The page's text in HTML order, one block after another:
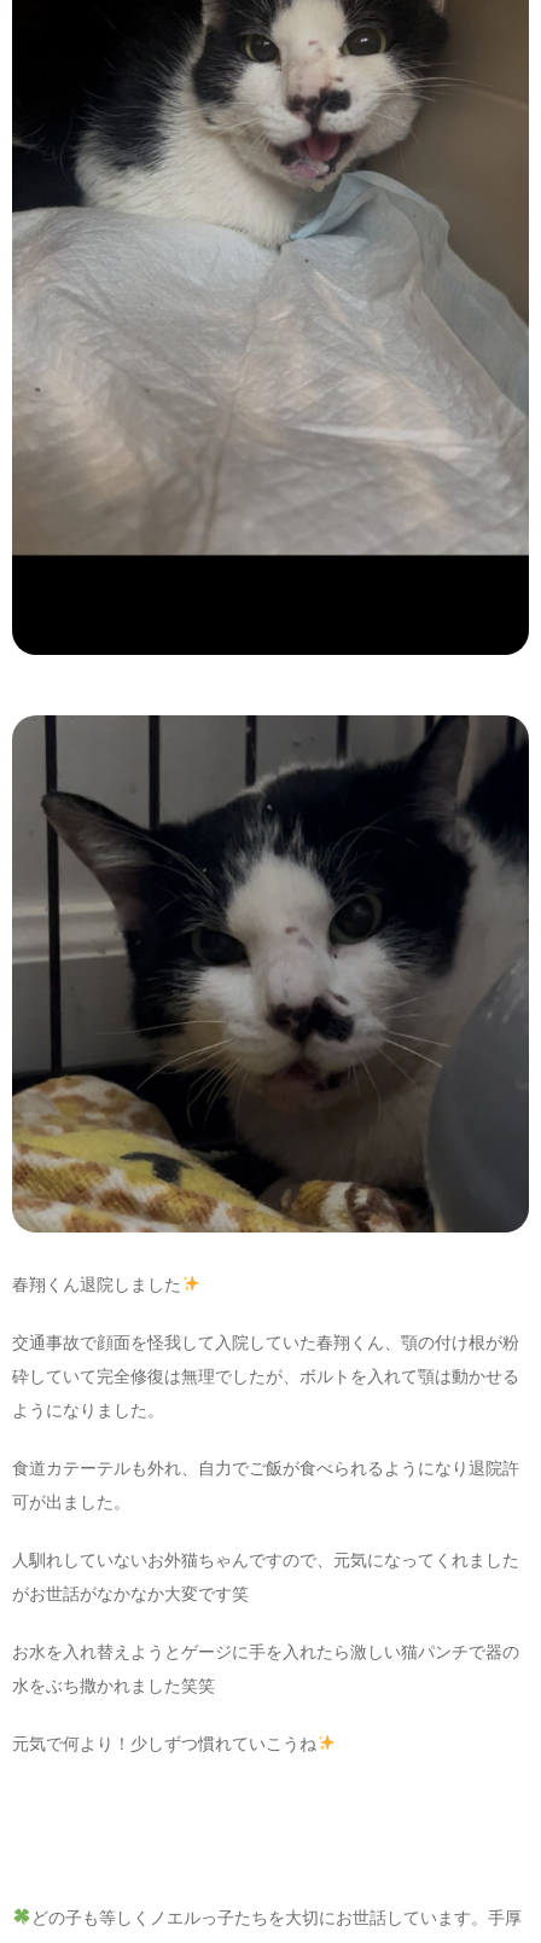
春翔くん退院しました
交通事故で顔面を怪我して入院していた春翔くん、顎の付け根が粉
砕していて完全修復は無理でしたが、ボルトを入れて顎は動かせる
ようになりました。
食道カテーテルも外れ、自力でご飯が食べられるようになり退院許
可が出ました。
人馴れしていないお外猫ちゃんですので、元気になってくれました
がお世話がなかなか大変です笑
お水を入れ替えようとゲージに手を入れたら激しい猫パンチで器の
水をぶち撒かれました笑笑
元気で何より！少しずつ慣れていこうね
どの子も等しくノエルっ子たちを大切にお世話しています。手厚